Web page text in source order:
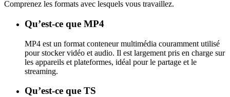
Comprenez les formats avec lesquels vous travaillez.
Qu’est-ce que MP4
MP4 est un format conteneur multimédia couramment utilisé
pour stocker vidéo et audio. Il est largement pris en charge sur
les appareils et plateformes, idéal pour le partage et le
streaming.
Qu’est-ce que TS